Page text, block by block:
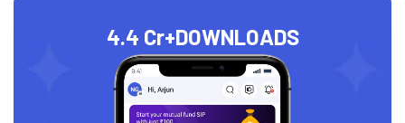
4.4 Cr+DOWNLOADS